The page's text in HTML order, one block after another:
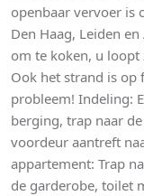
openbaar vervoer is
Den Haag, Leiden
om te koken, u loopt
Ook het strand is op
probleem! Indeling:
berging, trap naar
voordeur aantreft
appartement: Trap
de garderobe, toilet